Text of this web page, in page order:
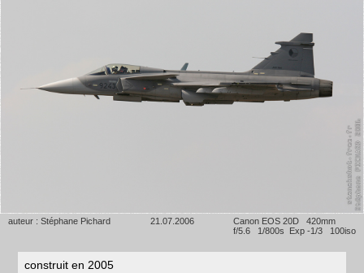
auteur : Stéphane Pichard 21.07.2006
Canon EOS 20D 420mm
f/5.6 1/800s Exp -1/3 100iso
construit en 2005